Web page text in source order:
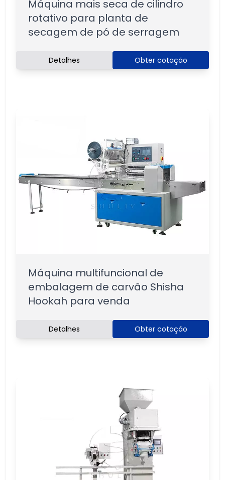
Máquina mais seca de cilindro
rotativo para planta de
secagem de pó de serragem
Detalhes Obter cotação
Máquina multifuncional de
embalagem de carvão Shisha
Hookah para venda
Detalhes Obter cotação